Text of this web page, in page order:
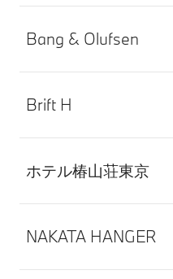
Bang & Olufsen
Brift H
ホテル椿山荘東京
NAKATA HANGER